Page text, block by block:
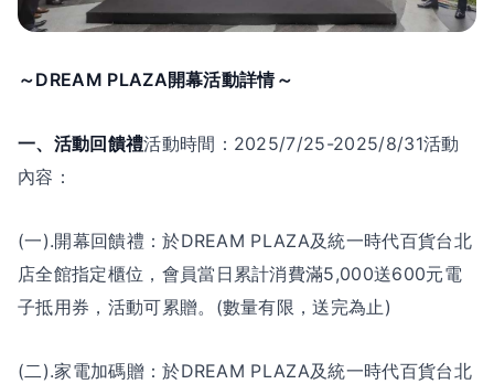
～DREAM PLAZA開幕活動詳情～
一、活動回饋禮活動時間：2025/7/25-2025/8/31活動
內容：
(一).開幕回饋禮：於DREAM PLAZA及統一時代百貨台北
店全館指定櫃位，會員當日累計消費滿5,000送600元電
子抵用券，活動可累贈。(數量有限，送完為止)
(二).家電加碼贈：於DREAM PLAZA及統一時代百貨台北